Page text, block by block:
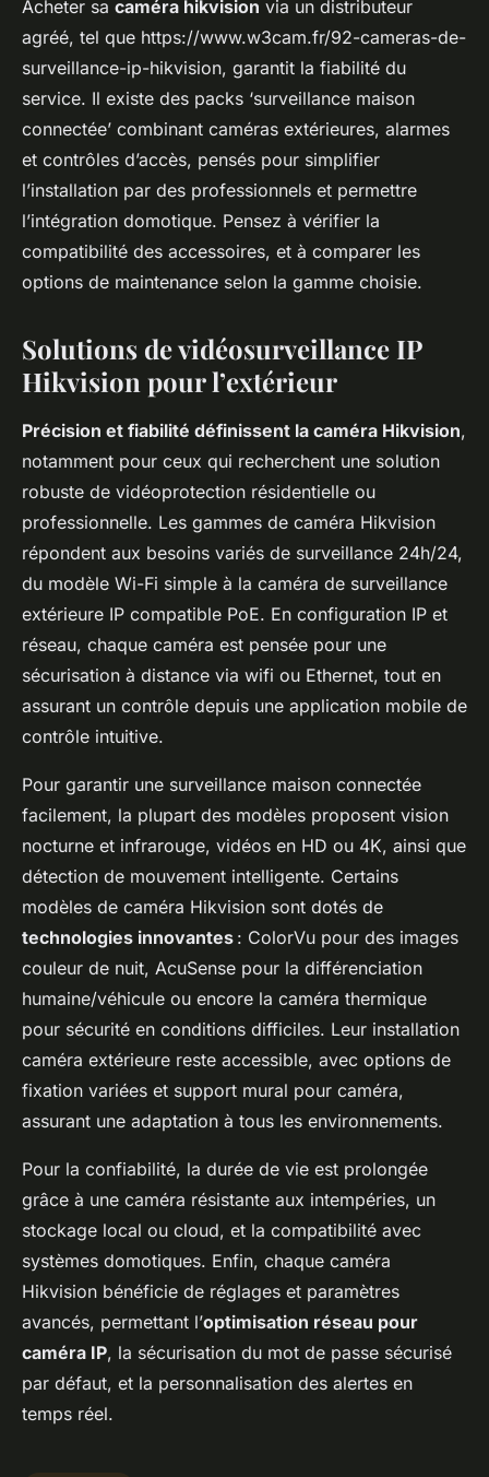
Acheter sa caméra hikvision via un distributeur
agréé, tel que https://www.w3cam.fr/92-cameras-de-
surveillance-ip-hikvision, garantit la fiabilité du
service. Il existe des packs ‘surveillance maison
connectée’ combinant caméras extérieures, alarmes
et contrôles d’accès, pensés pour simplifier
l’installation par des professionnels et permettre
l’intégration domotique. Pensez à vérifier la
compatibilité des accessoires, et à comparer les
options de maintenance selon la gamme choisie.
Solutions de vidéosurveillance IP
Hikvision pour l’extérieur
Précision et fiabilité définissent la caméra Hikvision,
notamment pour ceux qui recherchent une solution
robuste de vidéoprotection résidentielle ou
professionnelle. Les gammes de caméra Hikvision
répondent aux besoins variés de surveillance 24h/24,
du modèle Wi-Fi simple à la caméra de surveillance
extérieure IP compatible PoE. En configuration IP et
réseau, chaque caméra est pensée pour une
sécurisation à distance via wifi ou Ethernet, tout en
assurant un contrôle depuis une application mobile de
contrôle intuitive.
Pour garantir une surveillance maison connectée
facilement, la plupart des modèles proposent vision
nocturne et infrarouge, vidéos en HD ou 4K, ainsi que
détection de mouvement intelligente. Certains
modèles de caméra Hikvision sont dotés de
technologies innovantes : ColorVu pour des images
couleur de nuit, AcuSense pour la différenciation
humaine/véhicule ou encore la caméra thermique
pour sécurité en conditions difficiles. Leur installation
caméra extérieure reste accessible, avec options de
fixation variées et support mural pour caméra,
assurant une adaptation à tous les environnements.
Pour la confiabilité, la durée de vie est prolongée
grâce à une caméra résistante aux intempéries, un
stockage local ou cloud, et la compatibilité avec
systèmes domotiques. Enfin, chaque caméra
Hikvision bénéficie de réglages et paramètres
avancés, permettant l’optimisation réseau pour
caméra IP, la sécurisation du mot de passe sécurisé
par défaut, et la personnalisation des alertes en
temps réel.